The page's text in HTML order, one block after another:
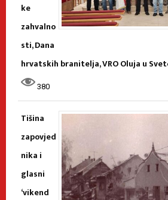
ke
zahvalno
sti, Dana
hrvatskih branitelja, VRO Oluja u
380
Tišina
zapovjed
nika i
glasni
‘vikend